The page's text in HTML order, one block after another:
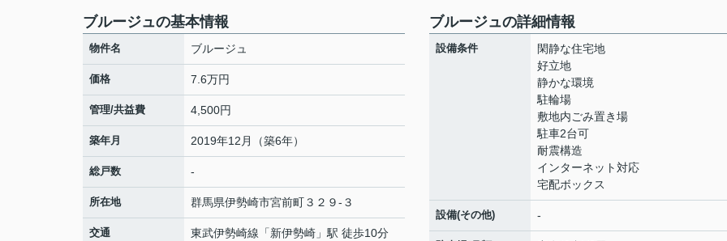
ブルージュの基本情報
物件名 ブルージュ
価格 7.6万円
管理/共益費 4,500円
築年月 2019年12月（築6年）
総戸数 -
所在地 群馬県伊勢崎市宮前町３２９-３
交通 東武伊勢崎線 「新伊勢崎 」駅 徒歩10分
ブルージュの詳細情報
設備条件
閑静な住宅地
好立地
静かな環境
駐輪場
敷地内ごみ置き場
駐車2台可
耐震構造
インターネット対応
宅配ボックス
設備(その他) -